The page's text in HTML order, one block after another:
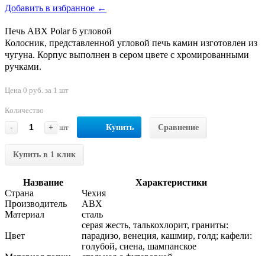
Добавить в избранное ←
Печь ABX Polar 6 угловой
Колосник, представленной угловой печь камин изготовлен из
чугуна. Корпус выполнен в сером цвете с хромированными
ручками.
Цена 0 руб. за 1 шт
Количество
-
+ шт Купить Сравнение
Купить в 1 клик
Название
Характеристики
Страна
Чехия
Производитель
АВХ
Материал
сталь
Цвет
серая жесть, талькохлорит, граниты:
парадизо, венеция, кашмир, голд; кафели:
голубой, сиена, шампанское